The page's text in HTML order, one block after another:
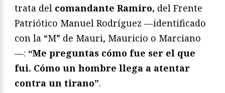
trata del comandante Ramiro, del Frente
Patriótico Manuel Rodríguez —identificado
con la “M” de Mauri, Mauricio o Marciano
—: “Me preguntas cómo fue ser el que
fui. Cómo un hombre llega a atentar
contra un tirano”.